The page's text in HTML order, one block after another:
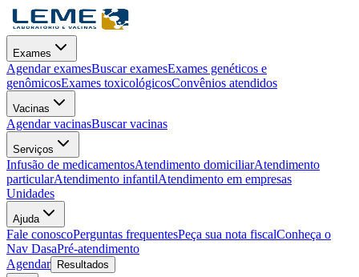
Exames
Agendar examesBuscar examesExames genéticos e
genômicosExames toxicológicosConvênios atendidos
Vacinas
Agendar vacinasBuscar vacinas
Serviços
Infusão de medicamentosAtendimento domiciliarAtendimento
particularAtendimento infantilAtendimento em empresas
Unidades
Ajuda
Fale conoscoPerguntas frequentesPeça sua nota fiscalConheça o
Nav DasaPré-atendimento
Agendar
Resultados